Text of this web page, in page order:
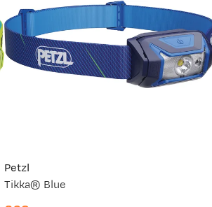
Petzl
Tikka® Blue